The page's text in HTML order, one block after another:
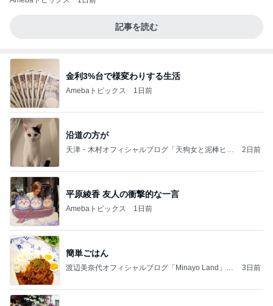
記事を読む
金利3%台で様変わりする生活
Amebaトピックス 1日前
沿道の方が
天津・木村オフィシャルブログ「天狗女と泥棒ヒゲ
2日前
平原綾香 友人の衝撃的な一言
Amebaトピックス 1日前
簡単ごはん
渡辺美奈代オフィシャルブログ「Minayo Land」P
3日前